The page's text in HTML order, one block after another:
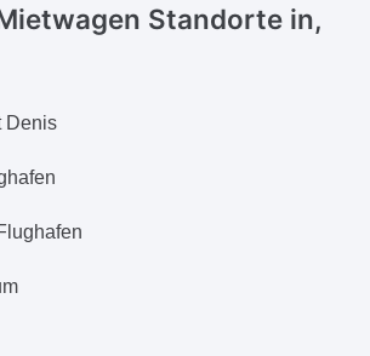
Standorte in,
Denis